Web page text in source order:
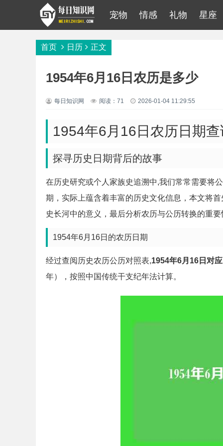
宠物 情感 礼物 星座
首页 日历 正文
1954年6月16日农历是多少
每日知识网 阅读：71 2026-01-04 11:29:55
1954年6月16日农历日期
探寻历史日期背后的故事
在历史研究或个人家族史追溯中,我们常常需要将
期，实际上蕴含着丰富的历史文化信息，本文将
史长河中的意义，最后分析农历与公历转换的重
1954年6月16日的农历日期
经过查阅历史农历公历对照表,1954年6月16日对
年），按照中国传统干支纪年法计算。